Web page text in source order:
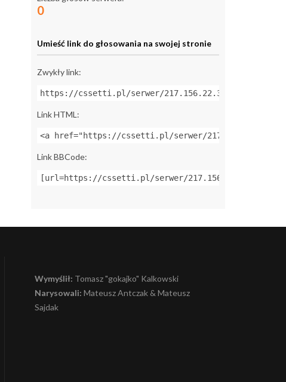
0
Umieść link do głosowania na swojej stronie
Zwykły link:
https://cssetti.pl/serwer/217.156.22.37:27015
Link HTML:
<a href="https://cssetti.pl/serwer/
Link BBCode:
[url=https://cssetti.pl/serwer/
Wymyślił: Tomasz "gokajko" Kalkowski
Narysowali: Mateusz Antczak & Mateusz
Sajdak